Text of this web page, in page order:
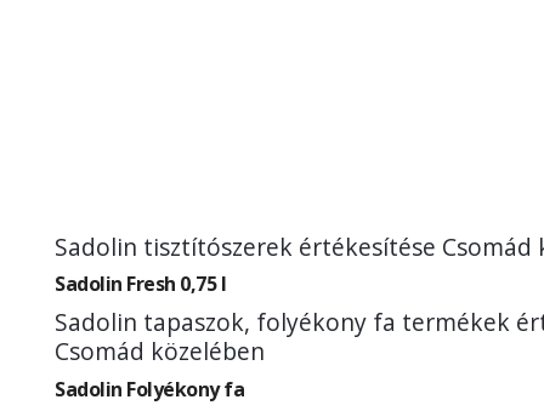
Sadolin tisztítószerek értékesítése Csomád
Sadolin Fresh 0,75 l
Sadolin tapaszok, folyékony fa termékek
Csomád közelében
Sadolin Folyékony fa